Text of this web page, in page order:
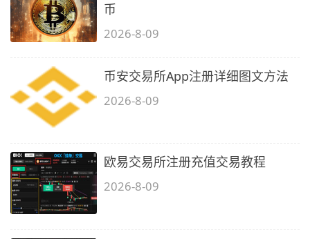
币
2026-8-09
币安交易所App注册详细图文方法
2026-8-09
欧易交易所注册充值交易教程
2026-8-09